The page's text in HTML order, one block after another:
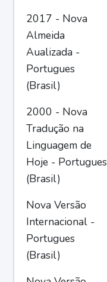
2017 - Nova
Almeida
Aualizada -
Portugues
(Brasil)
2000 - Nova
Tradução na
Linguagem de
Hoje - Portugues
(Brasil)
Nova Versão
Internacional -
Portugues
(Brasil)